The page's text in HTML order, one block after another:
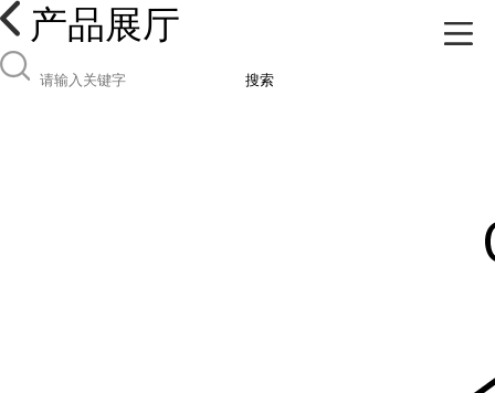
产品展厅
搜索